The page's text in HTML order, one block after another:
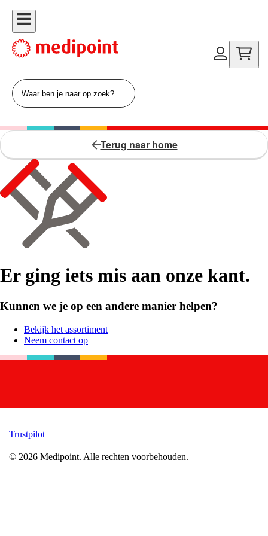
Terug naar home
Er ging iets mis aan onze kant.
Kunnen we je op een andere manier helpen?
Bekijk het assortiment
Neem contact op
Trustpilot
© 2026 Medipoint. Alle rechten voorbehouden.